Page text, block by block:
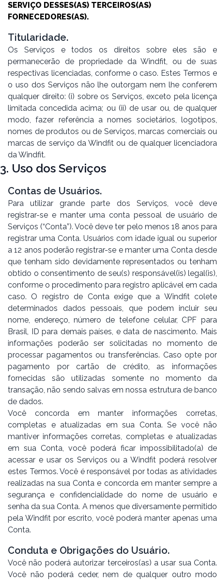
SERVIÇO DESSES(AS) TERCEIROS(AS)
FORNECEDORES(AS).
Titularidade.
Os Serviços e todos os direitos sobre eles são e
permanecerão de propriedade da Windfit, ou de suas
respectivas licenciadas, conforme o caso. Estes Termos e
o uso dos Serviços não lhe outorgam nem lhe conferem
qualquer direito: (i) sobre os Serviços, exceto pela licença
limitada concedida acima; ou (ii) de usar ou, de qualquer
modo, fazer referência a nomes societários, logotipos,
nomes de produtos ou de Serviços, marcas comerciais ou
marcas de serviço da Windfit ou de qualquer licenciadora
da Windfit.
3. Uso dos Serviços
Contas de Usuários.
Para utilizar grande parte dos Serviços, você deve
registrar-se e manter uma conta pessoal de usuário de
Serviços (“Conta”). Você deve ter pelo menos 18 anos para
registrar uma Conta. Usuários com idade igual ou superior
a 12 anos poderão registrar-se e manter uma Conta desde
que tenham sido devidamente representados ou tenham
obtido o consentimento de seu(s) responsável(is) legal(is),
conforme o procedimento para registro aplicável em cada
caso. O registro de Conta exige que a Windfit colete
determinados dados pessoais, que podem incluir seu
nome, endereço, número de telefone celular, CPF para
Brasil, ID para demais países, e data de nascimento. Mais
informações poderão ser solicitadas no momento de
processar pagamentos ou transferências. Caso opte por
pagamento por cartão de crédito, as informações
fornecidas são utilizadas somente no momento da
transação, não sendo salvas em nossa estrutura de banco
de dados.
Você concorda em manter informações corretas,
completas e atualizadas em sua Conta. Se você não
mantiver informações corretas, completas e atualizadas
em sua Conta, você poderá ficar impossibilitado(a) de
acessar e usar os Serviços ou a Windfit poderá resolver
estes Termos. Você é responsável por todas as atividades
realizadas na sua Conta e concorda em manter sempre a
segurança e confidencialidade do nome de usuário e
senha da sua Conta. A menos que diversamente permitido
pela Windfit por escrito, você poderá manter apenas uma
Conta.
Conduta e Obrigações do Usuário.
Você não poderá autorizar terceiros(as) a usar sua Conta.
Você não poderá ceder, nem de qualquer outro modo